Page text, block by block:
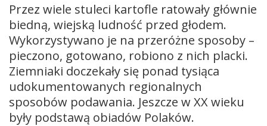
Przez wiele stuleci kartofle ratowały głównie
biedną, wiejską ludność przed głodem.
Wykorzystywano je na przeróżne sposoby –
pieczono, gotowano, robiono z nich placki.
Ziemniaki doczekały się ponad tysiąca
udokumentowanych regionalnych
sposobów podawania. Jeszcze w XX wieku
były podstawą obiadów Polaków.